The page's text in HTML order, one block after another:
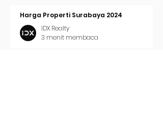
Harga Properti Surabaya 2024
IDX Realty
3 menit membaca